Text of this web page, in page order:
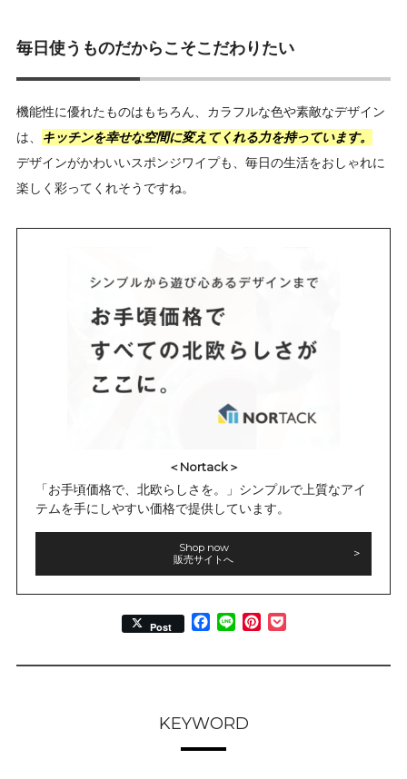
毎日使うものだからこそこだわりたい
機能性に優れたものはもちろん、カラフルな色や素敵なデザイン
は、
キッチンを幸せな空間に変えてくれる力を持っています。
デザインがかわいいスポンジワイプも、毎日の生活をおしゃれに
楽しく彩ってくれそうですね。
＜Nortack＞
「お手頃価格で、北欧らしさを。」シンプルで上質なアイ
テムを手にしやすい価格で提供しています。
Shop now
販売サイトへ
Post Facebook
Line Pinterest
KEYWORD